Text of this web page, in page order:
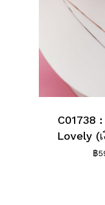
C01738
Lovely (
฿